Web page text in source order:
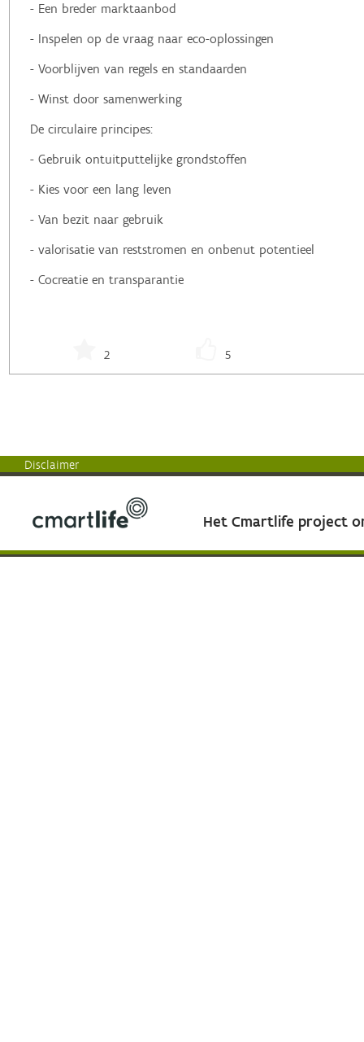
- Een breder marktaanbod
- Inspelen op de vraag naar eco-oplossingen
- Voorblijven van regels en standaarden
- Winst door samenwerking
De circulaire principes:
- Gebruik ontuitputtelijke grondstoffen
- Kies voor een lang leven
- Van bezit naar gebruik
- valorisatie van reststromen en onbenut potentieel
- Cocreatie en transparantie
2 5
Disclaimer
Het Cmartlife project